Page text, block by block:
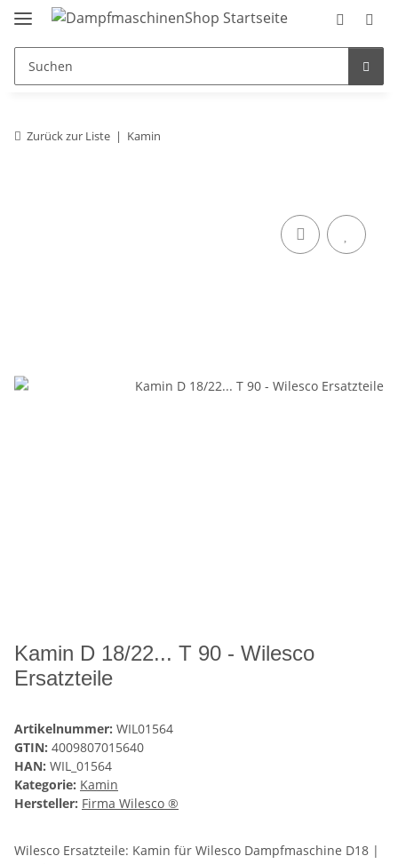
Zurück zur Liste Kamin
Kamin D 18/22... T 90 - Wilesco
Ersatzteile
Artikelnummer: WIL01564
GTIN: 4009807015640
HAN: WIL_01564
Kategorie: Kamin
Hersteller: Firma Wilesco ®
Wilesco Ersatzteile: Kamin für Wilesco Dampfmaschine D18 |